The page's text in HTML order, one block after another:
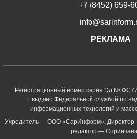
+7 (8452) 659-
РЕКЛАМА
Регистрационный номер серия Эл №
г. выдано Федеральной службой по
информационных технологий и
Учредитель — ООО «СарИнформ». Директор
редактор —